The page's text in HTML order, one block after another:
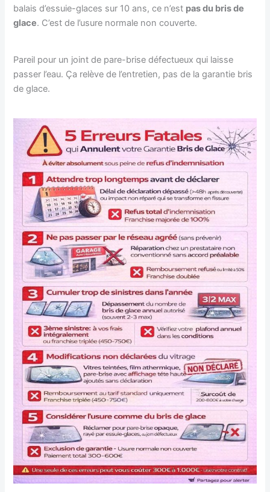
balais d’essuie-glaces sur 10 ans, ce n’est pas du bris de
glace. C’est de l’usure normale non couverte.
Pareil pour un joint de pare-brise défectueux qui laisse
passer l’eau. Ça relève de l’entretien, pas de la garantie bris
de glace.